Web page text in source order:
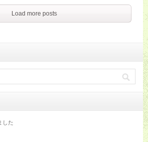
Load more posts
した